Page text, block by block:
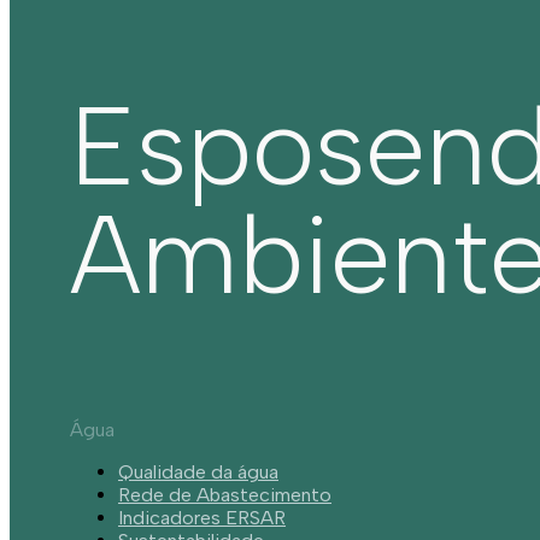
Água
Qualidade da água
Rede de Abastecimento
Indicadores ERSAR